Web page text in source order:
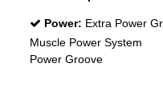
Power: Extra Power
Muscle Power System
Power Groove